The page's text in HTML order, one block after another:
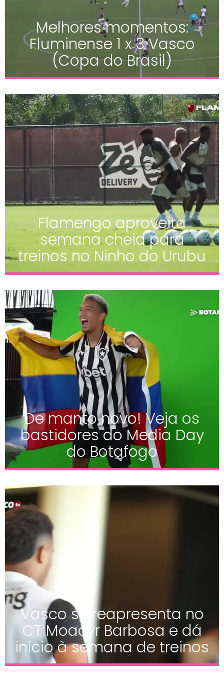
Melhores momentos:
Fluminense 1 x 3 Vasco
(Copa do Brasil)
Flamengo aproveita
semana cheia para
treinos no Ninho do Urubu
De manto novo! Veja os
bastidores do Media Day
do Botafogo
Vasco se reapresenta no
CT Moacyr Barbosa e dá
início à semana de treinos